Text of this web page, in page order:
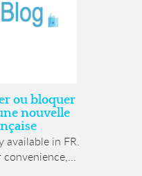
ou bloquer
nouvelle
available in FR.